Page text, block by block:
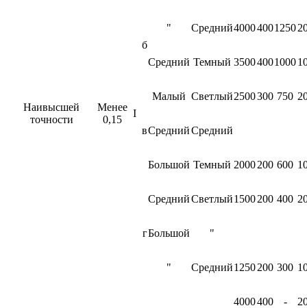
Наивысшей
точности
Менее
0,15
I
б
" Средний40004001250
Средний Темный 35004001000
в
Малый Светлый2500300 750
СреднийСредний
Большой Темный 2000200 600
г
СреднийСветлый1500200 400
Большой "
" Средний1250200 300
4000400 -